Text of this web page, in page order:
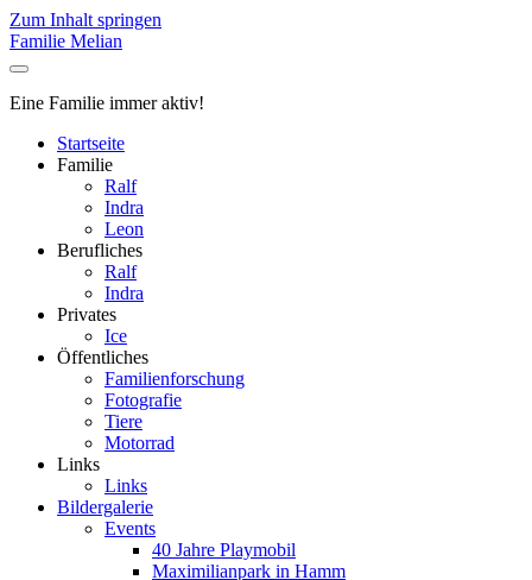
Zum Inhalt springen
Familie Melian
Eine Familie immer aktiv!
Startseite
Familie
Ralf
Indra
Leon
Berufliches
Ralf
Indra
Privates
Ice
Öffentliches
Familienforschung
Fotografie
Tiere
Motorrad
Links
Links
Bildergalerie
Events
40 Jahre Playmobil
Maximilianpark in Hamm